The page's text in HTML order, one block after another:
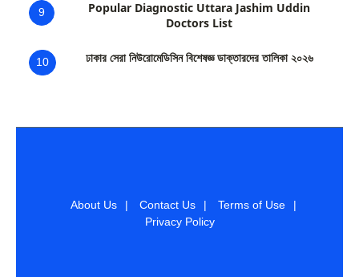
9
Popular Diagnostic Uttara Jashim Uddin
Doctors List
10 ঢাকার সেরা নিউরোমেডিসিন বিশেষজ্ঞ ডাক্তারদের তালিকা ২০২৬
About Us | Contact Us | Terms of Use
|
Privacy Policy